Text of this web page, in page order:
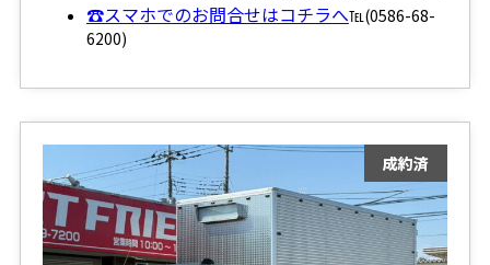
☎スマホでのお問合せはコチラへ℡(0586-68-
6200)